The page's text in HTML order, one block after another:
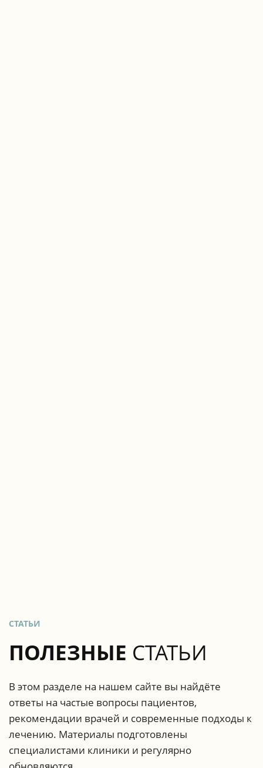
СТАТЬИ
ПОЛЕЗНЫЕ СТАТЬИ
В этом разделе на нашем сайте вы найдёте
ответы на частые вопросы пациентов,
рекомендации врачей и современные подходы к
лечению. Материалы подготовлены
специалистами клиники и регулярно